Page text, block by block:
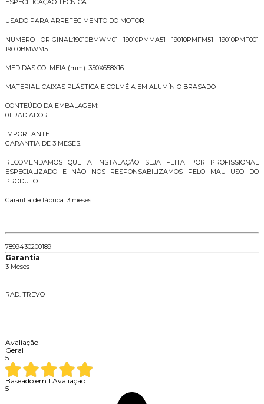
ESPECIFICAÇÃO TÉCNICA:
USADO PARA ARREFECIMENTO DO MOTOR
NUMERO ORIGINAL:19010BMWM01 19010PMMA51 19010PMFM51 19010PMF001
19010BMWM51
MEDIDAS COLMEIA (mm): 350X658X16
MATERIAL: CAIXAS PLÁSTICA E COLMÉIA EM ALUMÍNIO BRASADO
CONTEÚDO DA EMBALAGEM:
01 RADIADOR
IMPORTANTE:
GARANTIA DE 3 MESES.
RECOMENDAMOS QUE A INSTALAÇÃO SEJA FEITA POR PROFISSIONAL
ESPECIALIZADO E NÃO NOS RESPONSABILIZAMOS PELO MAU USO DO
PRODUTO.
Garantia de fábrica: 3 meses
7899430200189
Garantia
3 Meses
RAD. TREVO
Avaliação
Geral
5
Baseado em 1 Avaliação
5